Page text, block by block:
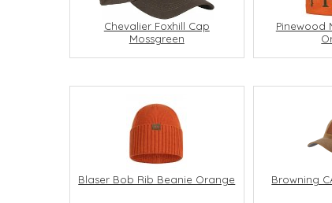
Chevalier Foxhill Cap
Mossgreen
Pinewood
Blaser Bob Rib Beanie Orange Browning